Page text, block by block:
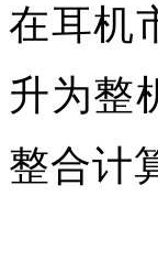
在耳机
升为整
整合计